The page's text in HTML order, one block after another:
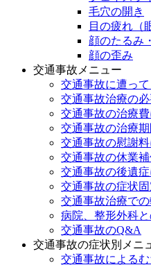
毛穴の開き
目の疲れ（
顔のたるみ
顔の歪み
交通事故メニュー
交通事故に遭っ
交通事故治療の
交通事故の治療
交通事故の治療
交通事故の慰謝
交通事故の休業
交通事故の後遺
交通事故の症状
交通事故治療で
病院、整形外科
交通事故のQ&A
交通事故の症状別メニ
交通事故による